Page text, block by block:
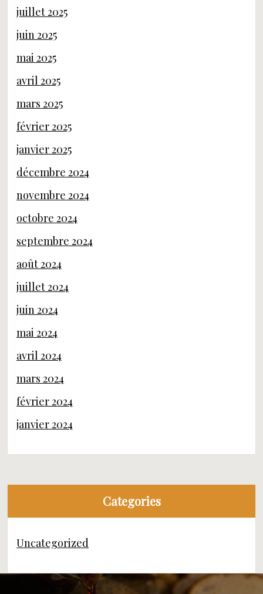
juillet 2025
juin 2025
mai 2025
avril 2025
mars 2025
février 2025
janvier 2025
décembre 2024
novembre 2024
octobre 2024
septembre 2024
août 2024
juillet 2024
juin 2024
mai 2024
avril 2024
mars 2024
février 2024
janvier 2024
Categories
Uncategorized